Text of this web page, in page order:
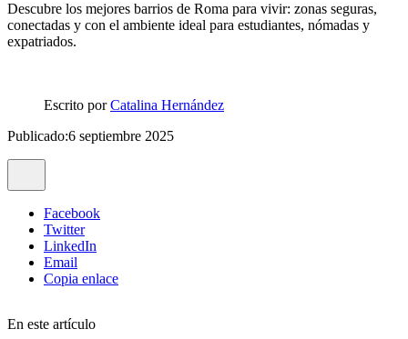
Descubre los mejores barrios de Roma para vivir: zonas seguras,
conectadas y con el ambiente ideal para estudiantes, nómadas y
expatriados.
Escrito porCatalina Hernández
Publicado:6 septiembre 2025
Facebook
Twitter
LinkedIn
Email
Copia enlace
En este artículo